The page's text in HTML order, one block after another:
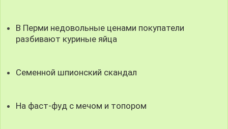
В Перми недовольные ценами покупатели
разбивают куриные яйца
Семенной шпионский скандал
На фаст-фуд с мечом и топором